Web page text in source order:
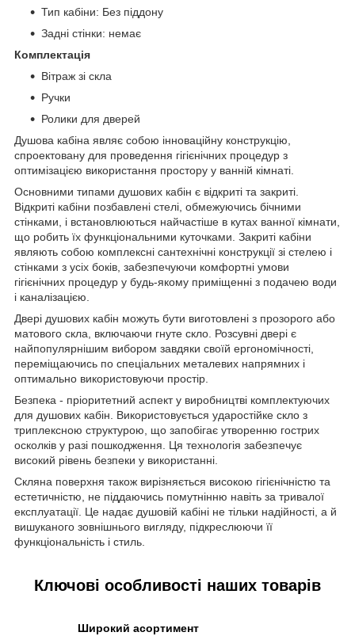
Тип кабіни: Без піддону
Задні стінки: немає
Комплектація
Вітраж зі скла
Ручки
Ролики для дверей
Душова кабіна являє собою інноваційну конструкцію,
спроектовану для проведення гігієнічних процедур з
оптимізацією використання простору у ванній кімнаті.
Основними типами душових кабін є відкриті та закриті.
Відкриті кабіни позбавлені стелі, обмежуючись бічними
стінками, і встановлюються найчастіше в кутах ванної кімнати,
що робить їх функціональними куточками. Закриті кабіни
являють собою комплексні сантехнічні конструкції зі стелею і
стінками з усіх боків, забезпечуючи комфортні умови
гігієнічних процедур у будь-якому приміщенні з подачею води
і каналізацією.
Двері душових кабін можуть бути виготовлені з прозорого або
матового скла, включаючи гнуте скло. Розсувні двері є
найпопулярнішим вибором завдяки своїй ергономічності,
переміщаючись по спеціальних металевих напрямних і
оптимально використовуючи простір.
Безпека - пріоритетний аспект у виробництві комплектуючих
для душових кабін. Використовується ударостійке скло з
триплексною структурою, що запобігає утворенню гострих
осколків у разі пошкодження. Ця технологія забезпечує
високий рівень безпеки у використанні.
Скляна поверхня також вирізняється високою гігієнічністю та
естетичністю, не піддаючись помутнінню навіть за тривалої
експлуатації. Це надає душовій кабіні не тільки надійності, а й
вишуканого зовнішнього вигляду, підкреслюючи її
функціональність і стиль.
Ключові особливості наших товарів
Широкий асортимент